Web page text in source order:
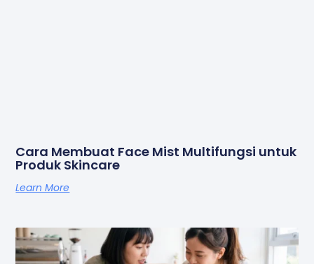
Cara Membuat Face Mist Multifungsi untuk
Produk Skincare
Learn More